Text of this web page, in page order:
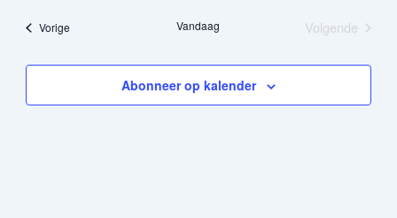
weergeven
navigatie
datum.
VorigeEvenementen Vandaag
Volgende
Abonneer op kalender